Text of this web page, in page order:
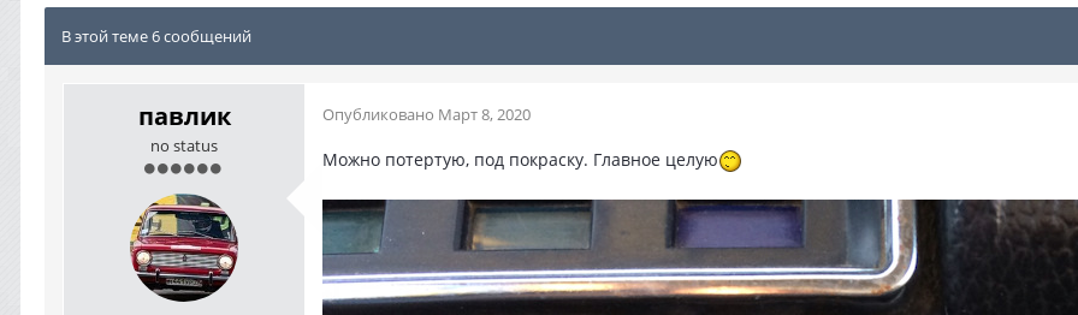
В этой теме 6 сообщений
павлик
no status
Опубликовано Март 8, 2020
Можно потертую, под покраску. Главное целую